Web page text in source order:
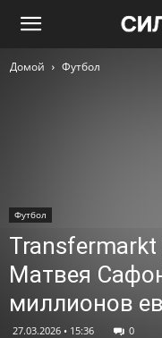
Домой Футбол
Футбол
Transfermarkt
Матвея
миллионов
27.03.2026 • 15:36 0